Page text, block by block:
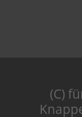
(C)